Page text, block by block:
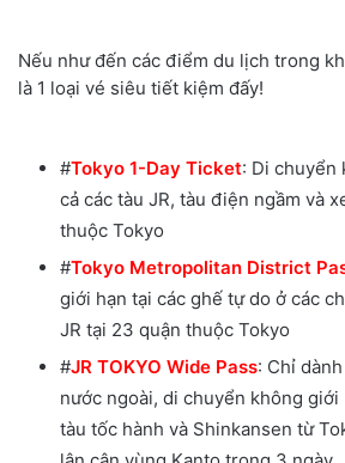
Nếu như đến các điểm du lịch trong
là 1 loại vé siêu tiết kiệm đấy!
#Tokyo 1-Day Ticket: Di chuyển
cả các tàu JR, tàu điện ngầm và
thuộc Tokyo
#Tokyo Metropolitan District
giới hạn tại các ghế tự do ở các
JR tại 23 quận thuộc Tokyo
#JR TOKYO Wide Pass: Chỉ
nước ngoài, di chuyển không giới
tàu tốc hành và Shinkansen từ